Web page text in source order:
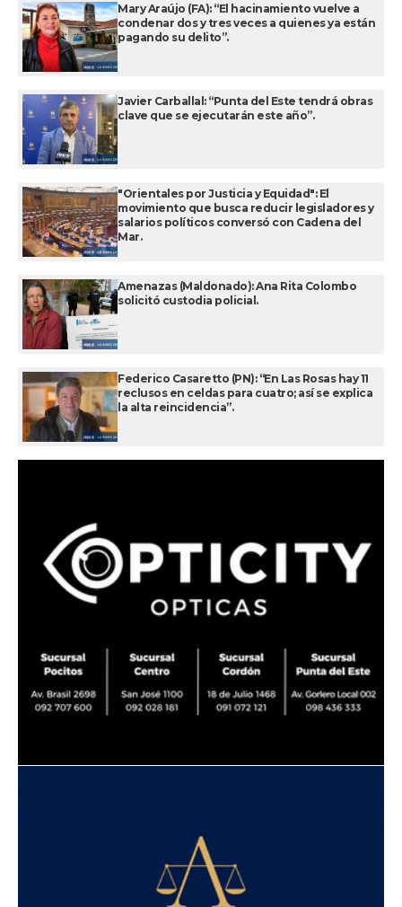
Mary Araújo (FA): “El hacinamiento vuelve a
condenar dos y tres veces a quienes ya están
pagando su delito”.
Javier Carballal: “Punta del Este tendrá obras
clave que se ejecutarán este año”.
"Orientales por Justicia y Equidad": El
movimiento que busca reducir legisladores y
salarios políticos conversó con Cadena del
Mar.
Amenazas (Maldonado): Ana Rita Colombo
solicitó custodia policial.
Federico Casaretto (PN): “En Las Rosas hay 11
reclusos en celdas para cuatro; así se explica
la alta reincidencia”.